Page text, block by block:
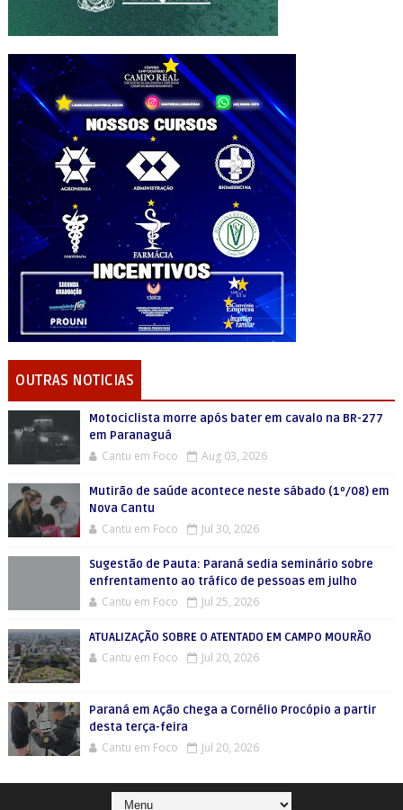
OUTRAS NOTICIAS
Motociclista morre após bater em cavalo na BR-277
em Paranaguá
Cantu em Foco Aug 03, 2026
Mutirão de saúde acontece neste sábado (1º/08) em
Nova Cantu
Cantu em Foco Jul 30, 2026
Sugestão de Pauta: Paraná sedia seminário sobre
enfrentamento ao tráfico de pessoas em julho
Cantu em Foco Jul 25, 2026
ATUALIZAÇÃO SOBRE O ATENTADO EM CAMPO MOURÃO
Cantu em Foco Jul 20, 2026
Paraná em Ação chega a Cornélio Procópio a partir
desta terça-feira
Cantu em Foco Jul 20, 2026